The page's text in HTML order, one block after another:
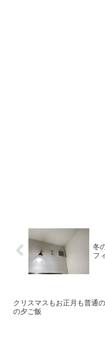
冬
フ
クリスマスもお正月も普通
の夕ご飯